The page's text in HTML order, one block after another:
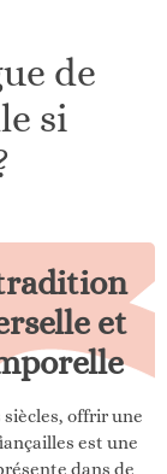
de
si
et
siècles, offrir une
est une
dans de